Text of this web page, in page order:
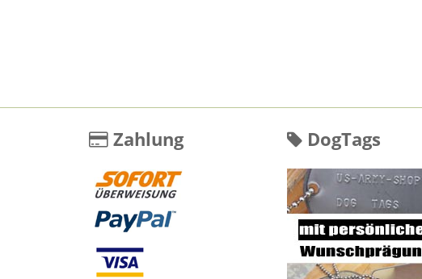
Zahlung DogTags